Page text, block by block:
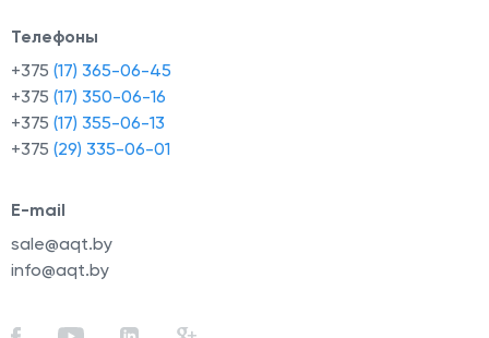
Телефоны
+375 (17) 365-06-45
+375 (17) 350-06-16
+375 (17) 355-06-13
+375 (29) 335-06-01
E-mail
sale@aqt.by
info@aqt.by